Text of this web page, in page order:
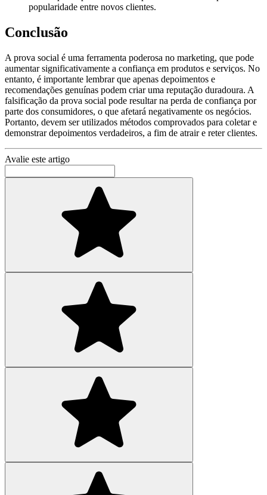
popularidade entre novos clientes.
Conclusão
A prova social é uma ferramenta poderosa no marketing, que pode
aumentar significativamente a confiança em produtos e serviços. No
entanto, é importante lembrar que apenas depoimentos e
recomendações genuínas podem criar uma reputação duradoura. A
falsificação da prova social pode resultar na perda de confiança por
parte dos consumidores, o que afetará negativamente os negócios.
Portanto, devem ser utilizados métodos comprovados para coletar e
demonstrar depoimentos verdadeiros, a fim de atrair e reter clientes.
Avalie este artigo